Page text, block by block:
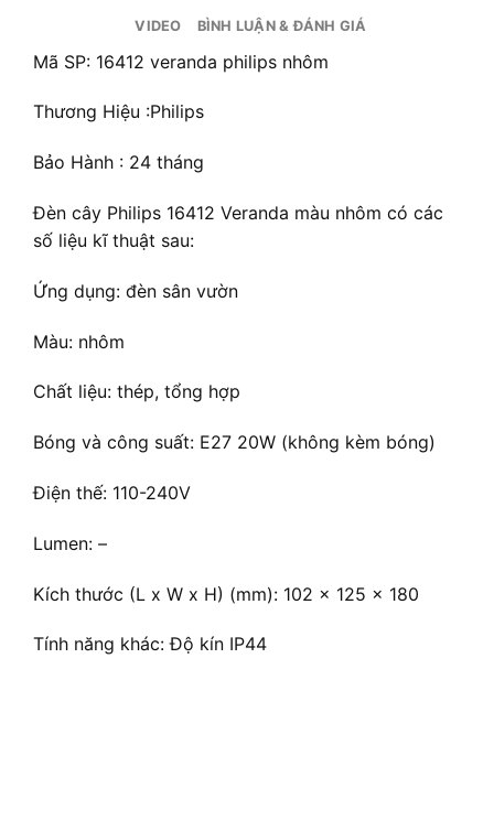
VIDEO BÌNH LUẬN & ĐÁNH GIÁ
Mã SP: 16412 veranda philips nhôm
Thương Hiệu :Philips
Bảo Hành : 24 tháng
Đèn cây Philips 16412 Veranda màu nhôm có các
số liệu kĩ thuật sau:
Ứng dụng: đèn sân vườn
Màu: nhôm
Chất liệu: thép, tổng hợp
Bóng và công suất: E27 20W (không kèm bóng)
Điện thế: 110-240V
Lumen: –
Kích thước (L x W x H) (mm): 102 x 125 x 180
Tính năng khác: Độ kín IP44